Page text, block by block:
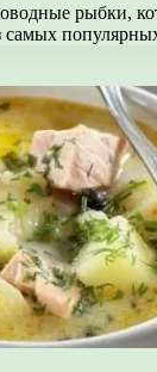
рыбки,